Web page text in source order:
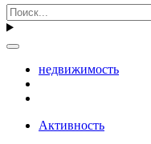
недвижимость
Активность